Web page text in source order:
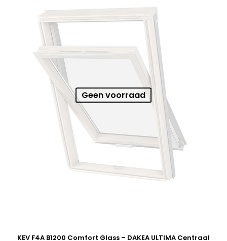
Geen voorraad
KEV F4A B1200 Comfort Glass – DAKEA ULTIMA Centraal